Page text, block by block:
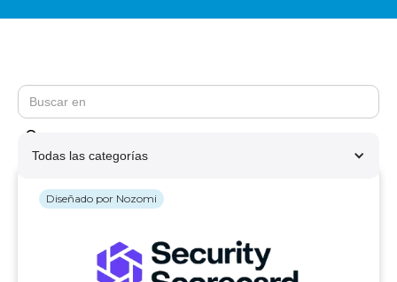
Todas las categorías
Diseñado por Nozomi